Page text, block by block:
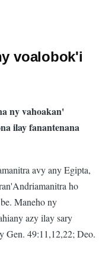
voalobok'i
ny vahoakan'
ilay fanantenana
avy any Egipta,
ho
Maneho ny
azy ilay sary
Gen. 49:11,12,22; Deo.